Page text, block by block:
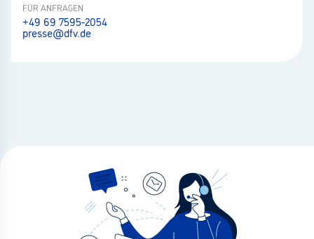
FÜR ANFRAGEN
+49 69 7595-2054
presse@dfv.de